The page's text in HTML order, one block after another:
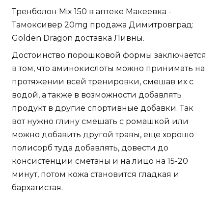
Тренболон Mix 150 в аптеке Макеевка -
Тамоксивер 20mg продажа Димитровград:
Golden Dragon доставка Ливны.
Достоинство порошковой формы заключается
в том, что аминокислоты можно принимать на
протяжении всей тренировки, смешав их с
водой, а также в возможности добавлять
продукт в другие спортивные добавки. Так
вот нужно глину смешать с ромашкой или
можно добавить другой травы, еще хорошо
полисорб туда добавлять, довести до
консистенции сметаны и на лицо на 15-20
минут, потом кожа становится гладкая и
бархатистая.